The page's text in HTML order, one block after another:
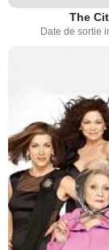
The
Date de sortie